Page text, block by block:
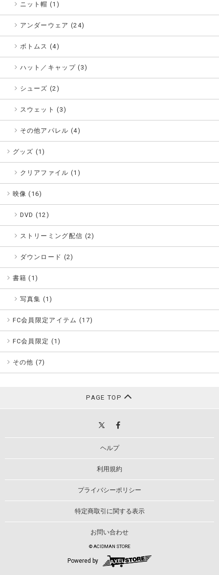
ニット帽 (1)
アンダーウェア (24)
ボトムス (4)
ハット／キャップ (3)
シューズ (2)
スウェット (3)
その他アパレル (4)
グッズ (1)
クリアファイル (1)
映像 ( 16)
DVD (12)
ストリーミング配信 (2)
ダウンロード (2)
書籍 ( 1)
写真集 (1)
FC会員限定アイテム (17)
FC会員限定 (1)
その他 (7)
PAGE TOP
ヘルプ
利用規約
プライバシーポリシー
特定商取引に関する表示
お問い合わせ
© ACIDMAN STORE
Powered by